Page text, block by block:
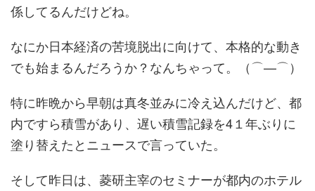
係してるんだけどね。
なにか日本経済の苦境脱出に向けて、本格的な動き
でも始まるんだろうか？なんちゃって。（⌒—⌒）
特に昨晩から早朝は真冬並みに冷え込んだけど、都
内ですら積雪があり、遅い積雪記録を4１年ぶりに
塗り替えたとニュースで言っていた。
そして昨日は、菱研主宰のセミナーが都内のホテル